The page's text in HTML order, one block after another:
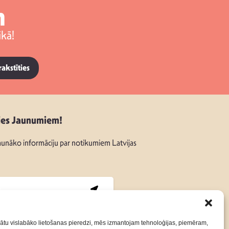
vislabāko lietošanas pieredzi, mēs izmantojam tehnoloģijas, piemēram,
Jaunumiem!
informāciju par notikumiem Latvijas